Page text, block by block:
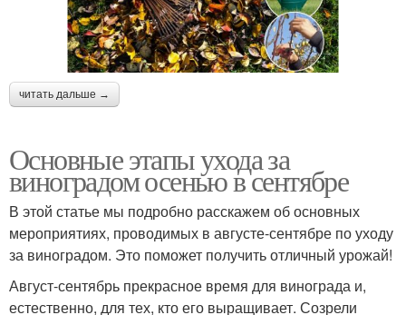
читать дальше →
Основные этапы ухода за
виноградом осенью в сентябре
В этой статье мы подробно расскажем об основных
мероприятиях, проводимых в августе-сентябре по уходу
за виноградом. Это поможет получить отличный урожай!
Август-сентябрь прекрасное время для винограда и,
естественно, для тех, кто его выращивает. Созрели